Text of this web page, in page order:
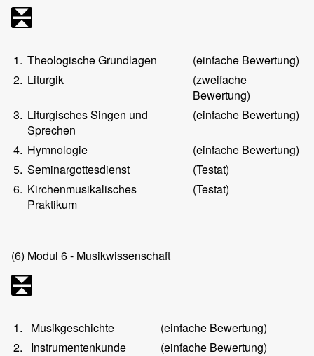
1. Theologische Grundlagen
(einfache Bewertung)
2. Liturgik
(zweifache
Bewertung)
3. Liturgisches Singen und
Sprechen
(einfache Bewertung)
4. Hymnologie
(einfache Bewertung)
5. Seminargottesdienst
(Testat)
6. Kirchenmusikalisches
Praktikum
(Testat)
(6) Modul 6 - Musikwissenschaft
1. Musikgeschichte
(einfache Bewertung)
2.
Instrumentenkunde
(einfache Bewertung)